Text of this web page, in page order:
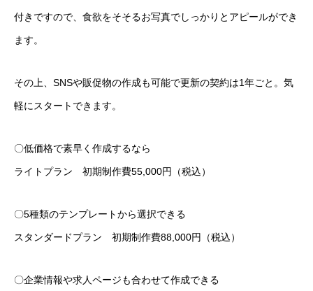
付きですので、食欲をそそるお写真でしっかりとアピールができ
ます。
その上、SNSや販促物の作成も可能で更新の契約は1年ごと。気
軽にスタートできます。
〇低価格で素早く作成するなら
ライトプラン 初期制作費55,000円（税込）
〇5種類のテンプレートから選択できる
スタンダードプラン 初期制作費88,000円（税込）
〇企業情報や求人ページも合わせて作成できる